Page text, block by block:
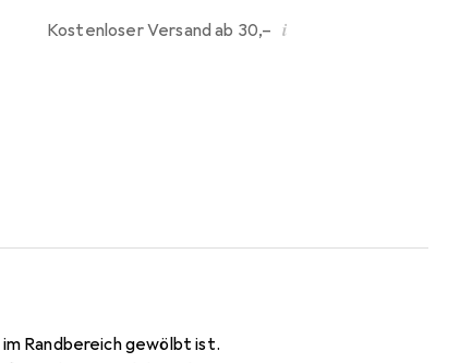
Kostenloser Versand ab 30,– i
Randbereich gewölbt ist.